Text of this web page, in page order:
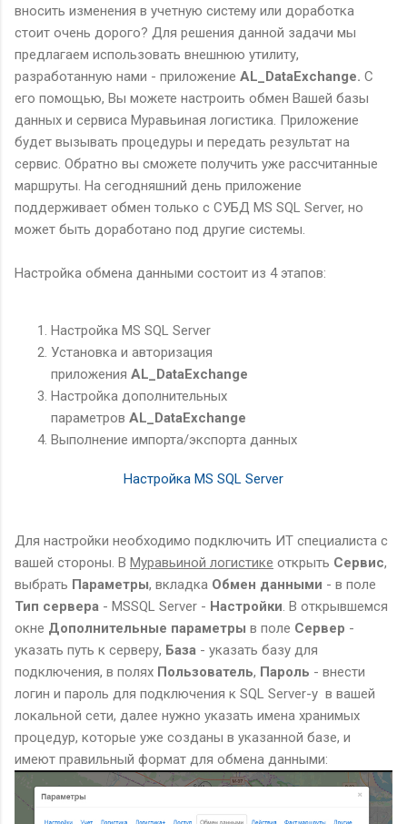
вносить изменения в учетную систему или доработка
стоит очень дорого? Для решения данной задачи мы
предлагаем использовать внешнюю утилиту,
разработанную нами - приложение AL_DataExchange. С
его помощью, Вы можете настроить обмен Вашей базы
данных и сервиса Муравьиная логистика. Приложение
будет вызывать процедуры и передать результат на
сервис. Обратно вы сможете получить уже рассчитанные
маршруты. На сегодняшний день приложение
поддерживает обмен только с СУБД MS SQL Server, но
может быть доработано под другие системы.
Настройка обмена данными состоит из 4 этапов:
Настройка MS SQL Server
Установка и авторизация
приложения AL_DataExchange
Настройка дополнительных
параметров AL_DataExchange
Выполнение импорта/экспорта данных
Настройка MS SQL Server
Для настройки необходимо подключить ИТ специалиста с
вашей стороны. В Муравьиной логистике открыть Сервис,
выбрать Параметры, вкладка Обмен данными - в поле
Тип сервера - MSSQL Server - Настройки. В открывшемся
окне Дополнительные параметры в поле Сервер -
указать путь к серверу, База - указать базу для
подключения, в полях Пользователь, Пароль - внести
логин и пароль для подключения к SQL Server-у в вашей
локальной сети, далее нужно указать имена хранимых
процедур, которые уже созданы в указанной базе, и
имеют правильный формат для обмена данными: